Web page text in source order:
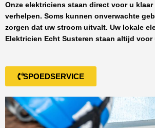
Onze elektriciens staan direct voor u
verhelpen. Soms kunnen onverwachte
zorgen dat uw stroom uitvalt. Uw lokale
Elektricien Echt Susteren staan altijd voor
SPOEDSERVICE